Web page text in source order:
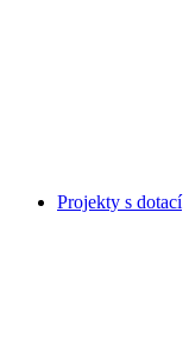
Projekty s dotací